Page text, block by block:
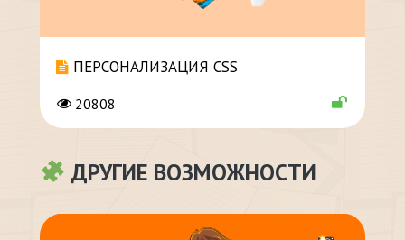
ПЕРСОНАЛИЗАЦИЯ CSS
20808
ДРУГИЕ ВОЗМОЖНОСТИ